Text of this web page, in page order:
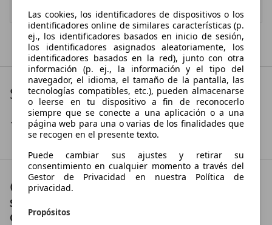
ES-36214 VIGO
Mostrar todas las últimas ofertas
Servicios
Venta telefónica
Contacto
SKODA MOURENTE MOTOR PONTEVEDRA
Contáctanos en:
Las cookies, los identificadores de dispositivos o los
identificadores online de similares características (p.
ej., los identificadores basados en inicio de sesión,
los identificadores asignados aleatoriamente, los
identificadores basados en la red), junto con otra
información (p. ej., la información y el tipo del
navegador, el idioma, el tamaño de la pantalla, las
tecnologías compatibles, etc.), pueden almacenarse
o leerse en tu dispositivo a fin de reconocerlo
siempre que se conecte a una aplicación o a una
página web para una o varias de los finalidades que
se recogen en el presente texto.
Puede cambiar sus ajustes y retirar su
consentimiento en cualquier momento a través del
Gestor de Privacidad en nuestra Política de
privacidad.
Propósitos